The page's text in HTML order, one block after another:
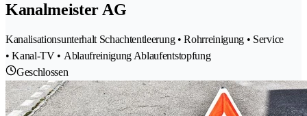
Kanalmeister AG
Kanalisationsunterhalt Schachtentleerung • Rohrreinigung • Service
• Kanal-TV • Ablaufreinigung Ablaufentstopfung
Geschlossen